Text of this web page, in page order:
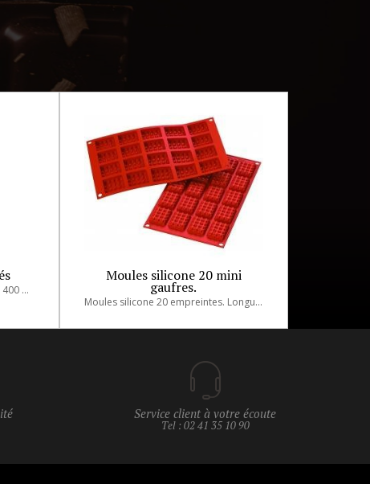
Moule souple en silicone - 600 x 400 mm
Moules silicone 20 mini
gaufres.
Moules silicone 20 empreintes. Longueur 4.5 cm, largeur 3.5 cm.
Service client à votre écoute
Tel : 02 41 35 10 90